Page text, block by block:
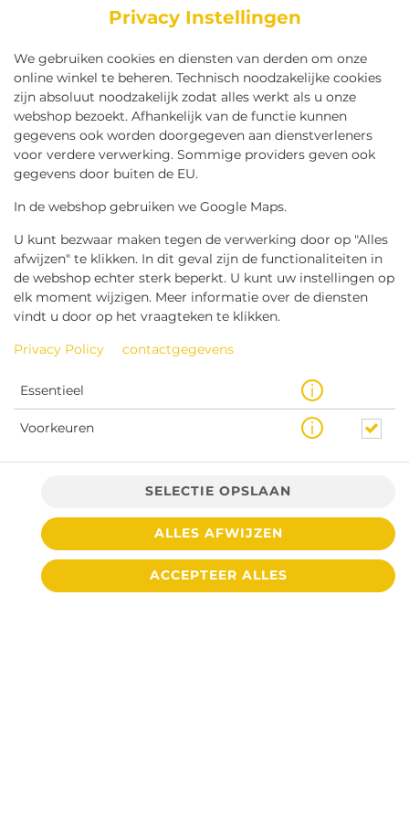
Privacy Instellingen
We gebruiken cookies en diensten van derden om onze
online winkel te beheren. Technisch noodzakelijke cookies
zijn absoluut noodzakelijk zodat alles werkt als u onze
webshop bezoekt. Afhankelijk van de functie kunnen
gegevens ook worden doorgegeven aan dienstverleners
voor verdere verwerking. Sommige providers geven ook
gegevens door buiten de EU.
In de webshop gebruiken we Google Maps.
U kunt bezwaar maken tegen de verwerking door op "Alles
afwijzen" te klikken. In dit geval zijn de functionaliteiten in
de webshop echter sterk beperkt. U kunt uw instellingen op
elk moment wijzigen. Meer informatie over de diensten
vindt u door op het vraagteken te klikken.
Privacy Policy contactgegevens
Essentieel
Voorkeuren
SELECTIE OPSLAAN
ALLES AFWIJZEN
ACCEPTEER ALLES
€ 2,50 *